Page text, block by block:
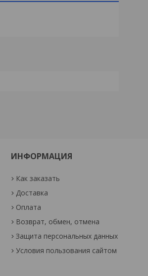
ИНФОРМАЦИЯ
Как заказать
Доставка
Оплата
Возврат, обмен, отмена
Защита персональных данных
Условия пользования сайтом